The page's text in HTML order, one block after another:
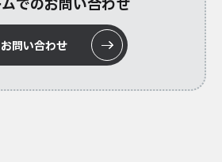
でのお問い合わせ
お問い合わせ